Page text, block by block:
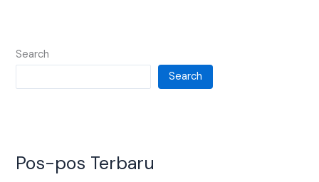
Search
Search
Pos-pos Terbaru